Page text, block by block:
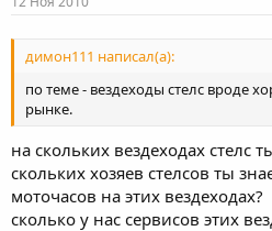
димон111 написал(а):
по теме - вездеходы стелс вроде
рынке.
на скольких вездеходах стелс
скольких хозяев стелсов ты
моточасов на этих вездеходах?
сколько у нас сервисов этих